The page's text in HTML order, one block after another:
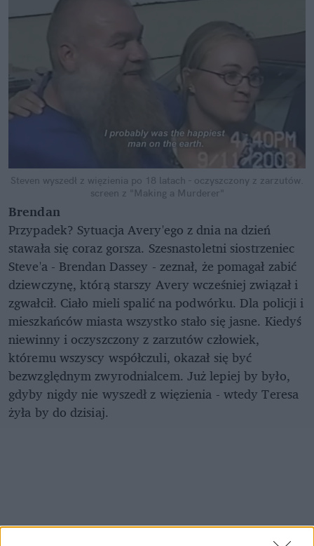
Steven wyszedł z więzienia po 18 latach - oczyszczony z zarzutów.
screen z "Making a Murderer"
Brendan
Przypadek? Sytuacja Avery'ego z dnia na dzień
stawała się coraz gorsza. Szesnastoletni siostrzeniec
Steve'a - Brendan Dassey - zeznał, że pomagał zabić
dziewczynę, którą starszy Avery wcześniej związał i
zgwałcił. Ciało mieli spalić na podwórku. Dla policji i
mieszkańców miasta wszystko stało się jasne. Kiedyś
niewinny i oczyszczony z zarzutów człowiek,
któremu wszyscy współczuli, okazał się być
bezwzględnym zwyrodnialcem. Już lepiej by było,
gdyby nigdy nie wyszedł z więzienia - wtedy Teresa
żyła by do dzisiaj.